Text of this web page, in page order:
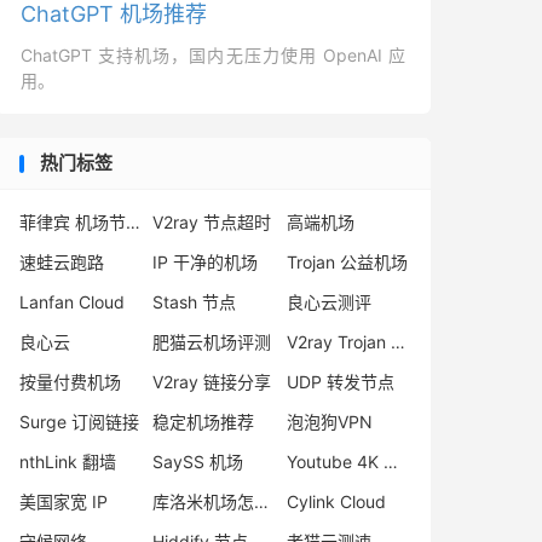
ChatGPT 机场推荐
ChatGPT 支持机场，国内无压力使用 OpenAI 应
用。
热门标签
菲律宾 机场节点 V2ray 节点超时
高端机场
速蛙云跑路
IP 干净的机场
Trojan 公益机场
Lanfan Cloud
Stash 节点
良心云测评
良心云
肥猫云机场评测
V2ray Trojan 区别
按量付费机场
V2ray 链接分享
UDP 转发节点
Surge 订阅链接
稳定机场推荐
泡泡狗VPN
nthLink 翻墙
SaySS 机场
Youtube 4K 机场
美国家宽 IP
库洛米机场怎么样
Cylink Cloud